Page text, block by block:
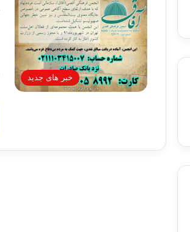
خبر های جدید